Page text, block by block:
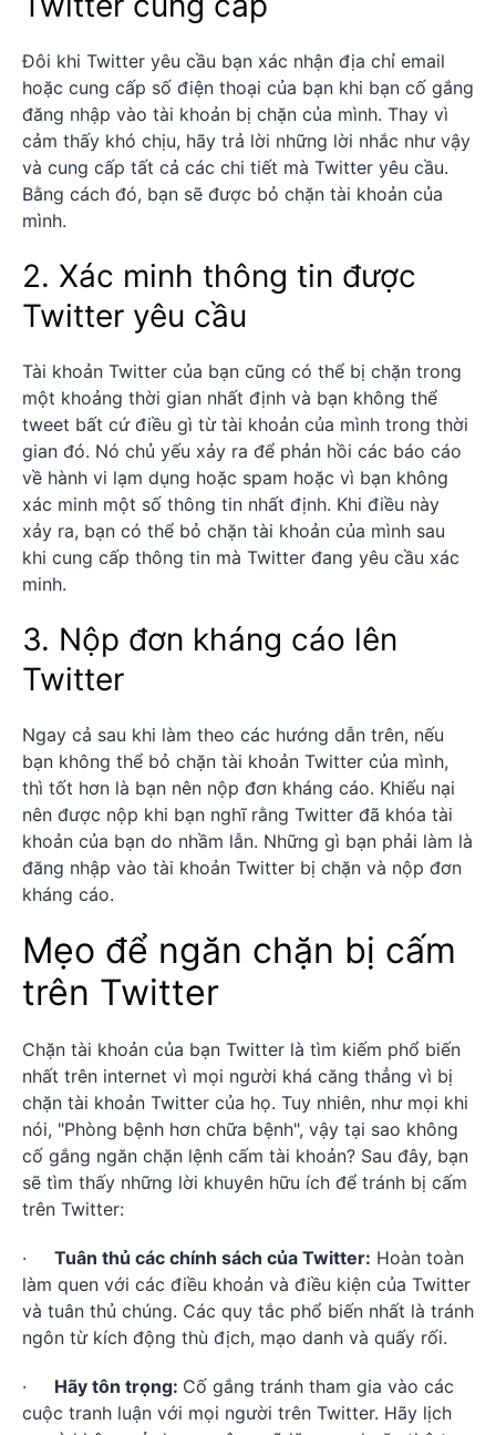
Đôi khi Twitter yêu cầu bạn xác nhận địa chỉ email
hoặc cung cấp số điện thoại của bạn khi bạn cố gắng
đăng nhập vào tài khoản bị chặn của mình. Thay vì
cảm thấy khó chịu, hãy trả lời những lời nhắc như vậy
và cung cấp tất cả các chi tiết mà Twitter yêu cầu.
Bằng cách đó, bạn sẽ được bỏ chặn tài khoản của
mình.
2. Xác minh thông tin được
Twitter yêu cầu
Tài khoản Twitter của bạn cũng có thể bị chặn trong
một khoảng thời gian nhất định và bạn không thể
tweet bất cứ điều gì từ tài khoản của mình trong thời
gian đó. Nó chủ yếu xảy ra để phản hồi các báo cáo
về hành vi lạm dụng hoặc spam hoặc vì bạn không
xác minh một số thông tin nhất định. Khi điều này
xảy ra, bạn có thể bỏ chặn tài khoản của mình sau
khi cung cấp thông tin mà Twitter đang yêu cầu xác
minh.
3. Nộp đơn kháng cáo lên
Twitter
Ngay cả sau khi làm theo các hướng dẫn trên, nếu
bạn không thể bỏ chặn tài khoản Twitter của mình,
thì tốt hơn là bạn nên nộp đơn kháng cáo. Khiếu nại
nên được nộp khi bạn nghĩ rằng Twitter đã khóa tài
khoản của bạn do nhầm lẫn. Những gì bạn phải làm là
đăng nhập vào tài khoản Twitter bị chặn và nộp đơn
kháng cáo.
Mẹo để ngăn chặn bị cấm
trên Twitter
Chặn tài khoản của bạn Twitter là tìm kiếm phổ biến
nhất trên internet vì mọi người khá căng thẳng vì bị
chặn tài khoản Twitter của họ. Tuy nhiên, như mọi khi
nói, "Phòng bệnh hơn chữa bệnh", vậy tại sao không
cố gắng ngăn chặn lệnh cấm tài khoản? Sau đây, bạn
sẽ tìm thấy những lời khuyên hữu ích để tránh bị cấm
trên Twitter:
· Tuân thủ các chính sách của Twitter: Hoàn toàn
làm quen với các điều khoản và điều kiện của Twitter
và tuân thủ chúng. Các quy tắc phổ biến nhất là tránh
ngôn từ kích động thù địch, mạo danh và quấy rối.
· Hãy tôn trọng: Cố gắng tránh tham gia vào các
cuộc tranh luận với mọi người trên Twitter. Hãy lịch